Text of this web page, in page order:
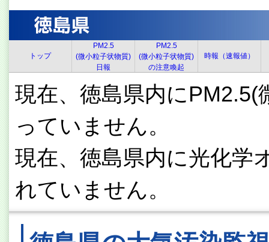
トップ
PM2.5
(微小粒子状物質)
日報
PM2.5
(微小粒子状物質)
の注意喚起
時報（速報値）
現在、徳島県内にPM2.5(
っていません。
現在、徳島県内に光化学
れていません。